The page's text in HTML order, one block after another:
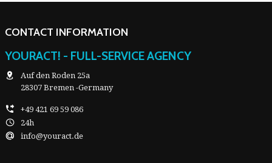
CONTACT INFORMATION
YOURACT! - FULL-SERVICE AGENCY
Auf den Roden 25a
28307 Bremen -Germany
+49 421 69 59 086
24h
info@youract.de